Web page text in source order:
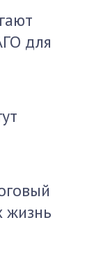
для
жизнь